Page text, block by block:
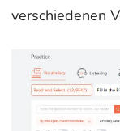
verschiedenen